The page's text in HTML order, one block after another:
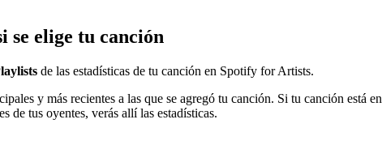
se elige tu canción
de las estadísticas de tu canción en Spotify for Artists.
y más recientes a las que se agregó tu canción. Si tu canción está en
de tus oyentes, verás allí las estadísticas.